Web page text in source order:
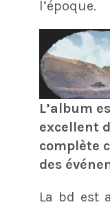
l’époque.
L’album
excellent
complète
des
La bd est